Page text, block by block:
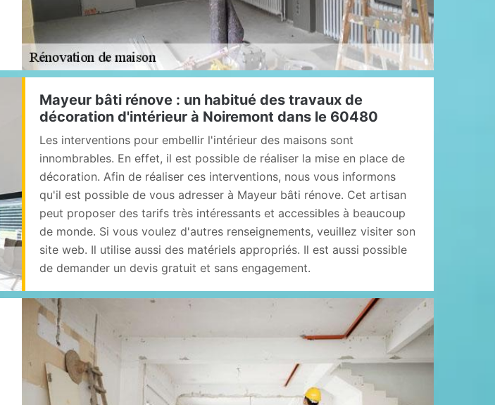
Mayeur bâti rénove : un habitué des travaux de
décoration d'intérieur à Noiremont dans le 60480
Les interventions pour embellir l'intérieur des maisons sont
innombrables. En effet, il est possible de réaliser la mise en place de
décoration. Afin de réaliser ces interventions, nous vous informons
qu'il est possible de vous adresser à Mayeur bâti rénove. Cet artisan
peut proposer des tarifs très intéressants et accessibles à beaucoup
de monde. Si vous voulez d'autres renseignements, veuillez visiter son
site web. Il utilise aussi des matériels appropriés. Il est aussi possible
de demander un devis gratuit et sans engagement.